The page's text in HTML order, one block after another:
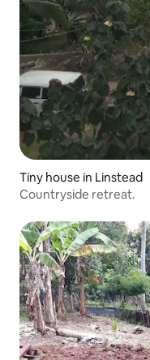
Tiny house in Linstead
Countryside retreat.